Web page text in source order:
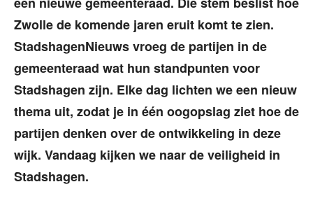
Zwolle de komende jaren eruit komt te zien.
StadshagenNieuws vroeg de partijen in de
gemeenteraad wat hun standpunten voor
Stadshagen zijn. Elke dag lichten we een nieuw
thema uit, zodat je in één oogopslag ziet hoe de
partijen denken over de ontwikkeling in deze
wijk. Vandaag kijken we naar de veiligheid in
Stadshagen.